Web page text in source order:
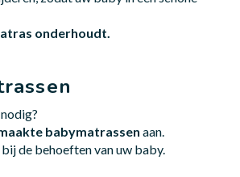
onderhoudt.
babymatrassen aan.
de behoeften van uw baby.